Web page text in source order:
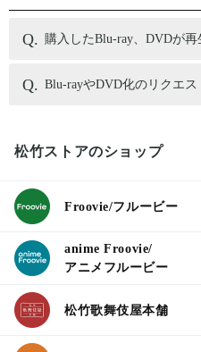
購入したBlu-ray、DVDが再
Blu-rayやDVD化のリクエ
松竹ストアのショップ
Froovie/フルービー
anime Froovie/
アニメフルービー
松竹歌舞伎屋本舗